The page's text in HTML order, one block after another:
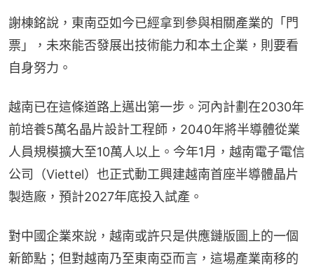
謝棟銘說，東南亞如今已經拿到參與相關產業的「門
票」，未來能否發展出技術能力和本土企業，則要看
自身努力。
越南已在這條道路上邁出第一步。河內計劃在2030年
前培養5萬名晶片設計工程師，2040年將半導體從業
人員規模擴大至10萬人以上。今年1月，越南電子電信
公司（Viettel）也正式動工興建越南首座半導體晶片
製造廠，預計2027年底投入試產。
對中國企業來說，越南或許只是供應鏈版圖上的一個
新節點；但對越南乃至東南亞而言，這場產業南移的